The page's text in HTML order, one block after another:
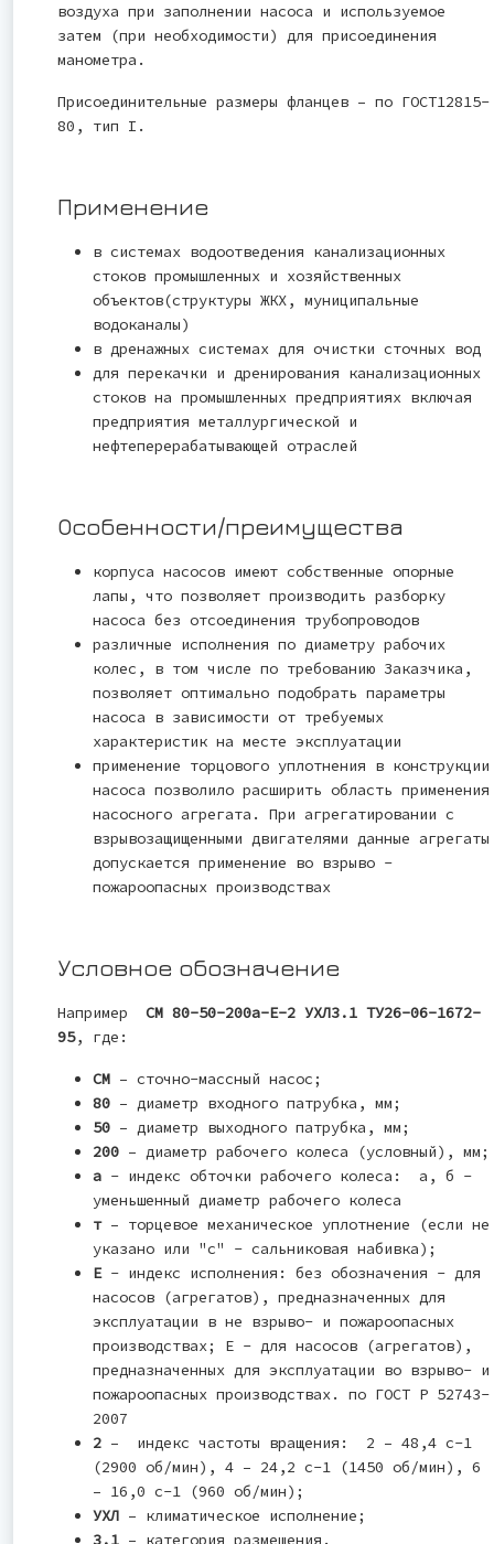
воздуха при заполнении насоса и используемое
затем (при необходимости) для присоединения
манометра.
Присоединительные размеры фланцев – по ГОСТ12815-
80, тип I.
Применение
в системах водоотведения канализационных
стоков промышленных и хозяйственных
объектов(структуры ЖКХ, муниципальные
водоканалы)
в дренажных системах для очистки сточных вод
для перекачки и дренирования канализационных
стоков на промышленных предприятиях включая
предприятия металлургической и
нефтеперерабатывающей отраслей
Особенности/преимущества
корпуса насосов имеют собственные опорные
лапы, что позволяет производить разборку
насоса без отсоединения трубопроводов
различные исполнения по диаметру рабочих
колес, в том числе по требованию Заказчика,
позволяет оптимально подобрать параметры
насоса в зависимости от требуемых
характеристик на месте эксплуатации
применение торцового уплотнения в конструкции
насоса позволило расширить область применения
насосного агрегата. При агрегатировании с
взрывозащищенными двигателями данные агрегаты
допускается применение во взрыво -
пожароопасных производствах
Условное обозначение
Например СМ 80-50-200а-Е-2 УХЛ3.1 ТУ26-06-1672-
95, где:
СМ – сточно-массный насос;
80 – диаметр входного патрубка, мм;
50 – диаметр выходного патрубка, мм;
200 – диаметр рабочего колеса (условный), мм;
а - индекс обточки рабочего колеса: а, б -
уменьшенный диаметр рабочего колеса
т– торцевое механическое уплотнение (если не
указано или "с" - сальниковая набивка);
Е- индекс исполнения: без обозначения - для
насосов (агрегатов), предназначенных для
эксплуатации в не взрыво- и пожароопасных
производствах; Е - для насосов (агрегатов),
предназначенных для эксплуатации во взрыво- и
пожароопасных производствах. по ГОСТ Р 52743-
2007
2 – индекс частоты вращения: 2 – 48,4 с-1
(2900 об/мин), 4 – 24,2 с-1 (1450 об/мин), 6
– 16,0 с-1 (960 об/мин);
УХЛ – климатическое исполнение;
3.1 – категория размещения.